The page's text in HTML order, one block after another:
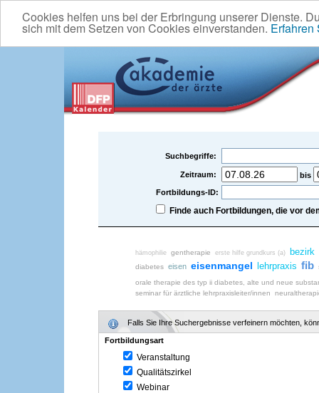
Cookies helfen uns bei der Erbringung unserer Dienste.
sich mit dem Setzen von Cookies einverstanden. Erfahren
Suchbegriffe:
Zeitraum:
bis
Fortbildungs-ID:
Finde auch Fortbildungen, die vor
hämophilie gentherapie erste hilfe grundkurs (a) bezirk
diabetes eisen eisenmangel lehrpraxis fib
orale therapie des typ ii diabetes, alte und neue
seminar für ärztliche lehrpraxisleiter/innen
Falls Sie Ihre Suchergebnisse verfeinern möchten,
Fortbildungsart
Veranstaltung
Qualitätszirkel
Webinar